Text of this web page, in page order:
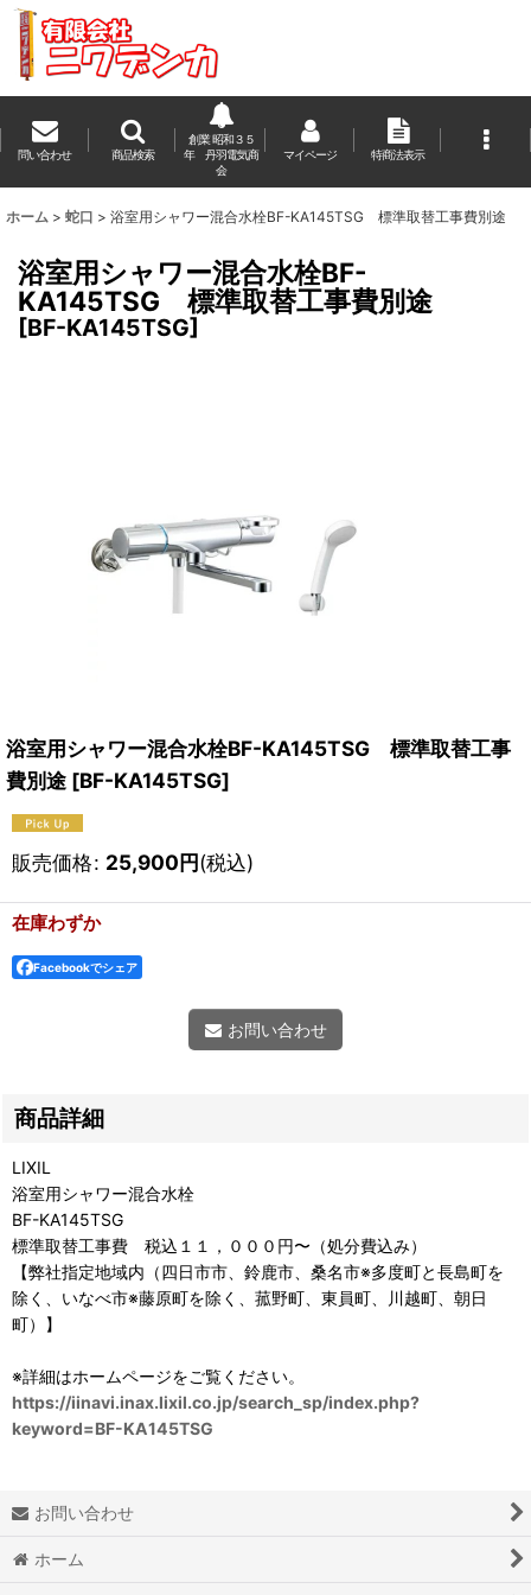
問い合わせ 商品検索
創業 昭和３５
年 丹羽電気商
会
マイページ 特商法表示
ホーム > 蛇口 > 浴室用シャワー混合水栓BF-KA145TSG 標準取替工事費別途
浴室用シャワー混合水栓BF-
KA145TSG 標準取替工事費別途
[BF-KA145TSG]
浴室用シャワー混合水栓BF-KA145TSG 標準取替工事
費別途 [BF-KA145TSG]
販売価格: 25,900円(税込)
在庫わずか
Facebookでシェア
お問い合わせ
商品詳細
LIXIL
浴室用シャワー混合水栓
BF-KA145TSG
標準取替工事費 税込１１，０００円〜（処分費込み）
【弊社指定地域内（四日市市、鈴鹿市、桑名市※多度町と長島町を
除く、いなべ市※藤原町を除く、菰野町、東員町、川越町、朝日
町）】
※詳細はホームページをご覧ください。
https://iinavi.inax.lixil.co.jp/search_sp/index.php?
keyword=BF-KA145TSG
お問い合わせ
ホーム